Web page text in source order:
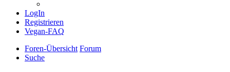
LogIn
Registrieren
Vegan-FAQ
Foren-Übersicht Forum
Suche